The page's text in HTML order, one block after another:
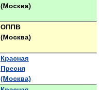
(Москва)
ОППВ
(Москва)
Красная
Пресня
(Москва)